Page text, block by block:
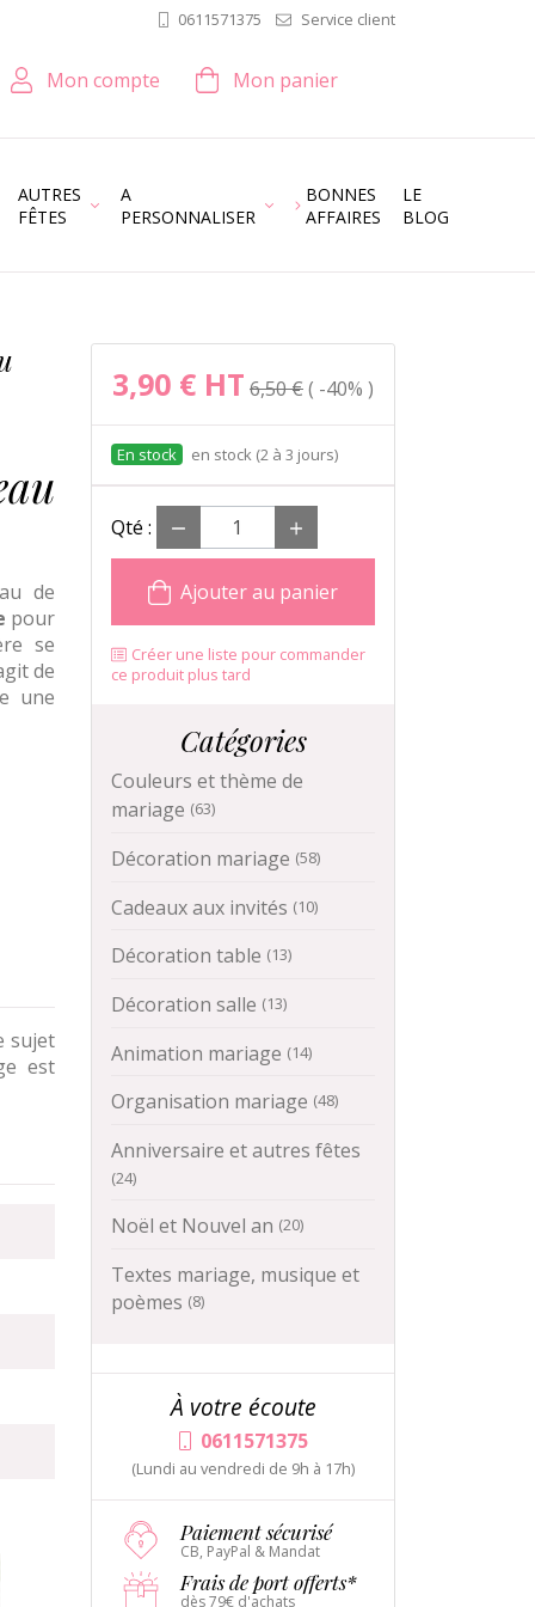
0611571375 Service client
Mon compte Mon panier
AUTRES
FÊTES
A
PERSONNALISER
BONNES
AFFAIRES
LE
BLOG
de
pour
se
de
une
sujet
est
3,90 € HT 6,50 € -40%
en stock (2 à 3 jours)
Qté :
Ajouter au panier
Créer une liste pour commander
ce produit plus tard
Catégories
Couleurs et thème de
mariage (63)
Décoration mariage (58)
Cadeaux aux invités (10)
Décoration table (13)
Décoration salle (13)
Animation mariage (14)
Organisation mariage (48)
Anniversaire et autres fêtes
(24)
Noël et Nouvel an (20)
Textes mariage, musique et
poèmes (8)
À votre écoute
0611571375
(Lundi au vendredi de 9h à 17h)
Paiement sécurisé
CB, PayPal & Mandat
Frais de port offerts*
dès 79€ d'achats